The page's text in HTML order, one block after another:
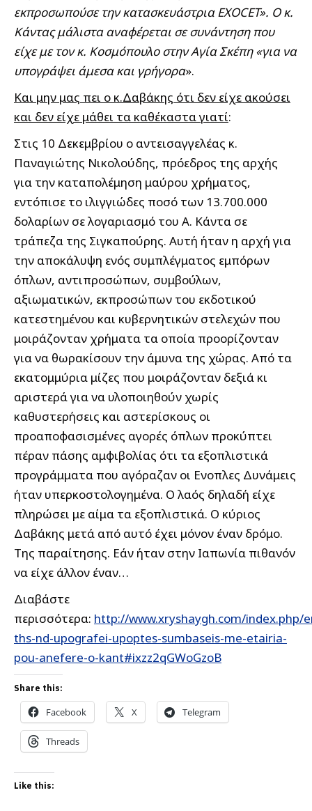
εκπροσωπούσε την κατασκευάστρια EXOCET». Ο κ.
Κάντας μάλιστα αναφέρεται σε συνάντηση που
είχε με τον κ. Κοσμόπουλο στην Αγία Σκέπη «για να
υπογράψει άμεσα και γρήγορα».
Και μην μας πει ο κ.Δαβάκης ότι δεν είχε ακούσει
και δεν είχε μάθει τα καθέκαστα γιατί:
Στις 10 Δεκεμβρίου ο αντεισαγγελέας κ.
Παναγιώτης Νικολούδης, πρόεδρος της αρχής
για την καταπολέμηση μαύρου χρήματος,
εντόπισε το ιλιγγιώδες ποσό των 13.700.000
δολαρίων σε λογαριασμό του Α. Κάντα σε
τράπεζα της Σιγκαπούρης. Αυτή ήταν η αρχή για
την αποκάλυψη ενός συμπλέγματος εμπόρων
όπλων, αντιπροσώπων, συμβούλων,
αξιωματικών, εκπροσώπων του εκδοτικού
κατεστημένου και κυβερνητικών στελεχών που
μοιράζονταν χρήματα τα οποία προορίζονταν
για να θωρακίσουν την άμυνα της χώρας. Από τα
εκατομμύρια μίζες που μοιράζονταν δεξιά κι
αριστερά για να υλοποιηθούν χωρίς
καθυστερήσεις και αστερίσκους οι
προαποφασισμένες αγορές όπλων προκύπτει
πέραν πάσης αμφιβολίας ότι τα εξοπλιστικά
προγράμματα που αγόραζαν οι Ενοπλες Δυνάμεις
ήταν υπερκοστολογημένα. Ο λαός δηλαδή είχε
πληρώσει με αίμα τα εξοπλιστικά. Ο κύριος
Δαβάκης μετά από αυτό έχει μόνον έναν δρόμο.
Της παραίτησης. Εάν ήταν στην Ιαπωνία πιθανόν
να είχε άλλον έναν…
Διαβάστε
περισσότερα: http://www.xryshaygh.com/index.php/
ths-nd-upografei-upoptes-sumbaseis-me-etairia-
pou-anefere-o-kant#ixzz2qGWoGzoB
Share this:
Facebook X Telegram
Threads
Like this: